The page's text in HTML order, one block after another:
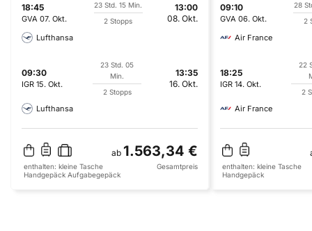
18:45
GVA 07. Okt.
23 Std. 15 Min.
2 Stopps
13:00
08. Okt.
Lufthansa
09:30
IGR 15. Okt.
23 Std. 05
Min.
2 Stopps
13:35
16. Okt.
Lufthansa
ab 1.563,34 €
enthalten: kleine Tasche
Handgepäck Aufgabegepäck
Gesamtpreis
09:10
GVA 06. Okt.
28
2
Air France
18:25
IGR 14. Okt.
22
2
Air France
enthalten: kleine Tasche
Handgepäck